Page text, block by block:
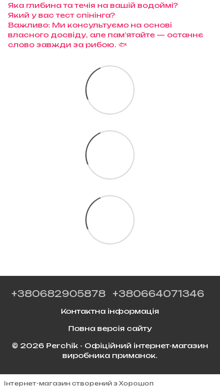
Яка глибина та течія на вашій водоймі?
Який у вас тест спінінга?
Важливо: Ми консультуємо на основі
власного досвіду, але пам’ятайте — останнє
слово завжди за рибою. 🐟
+380682905878 +380664071346
Контактна інформація
Повна версія сайту
© 2026 Perchik - Офіційний інтернет-магазин
виробника приманок.
Інтернет-магазин створений з Хорошоп